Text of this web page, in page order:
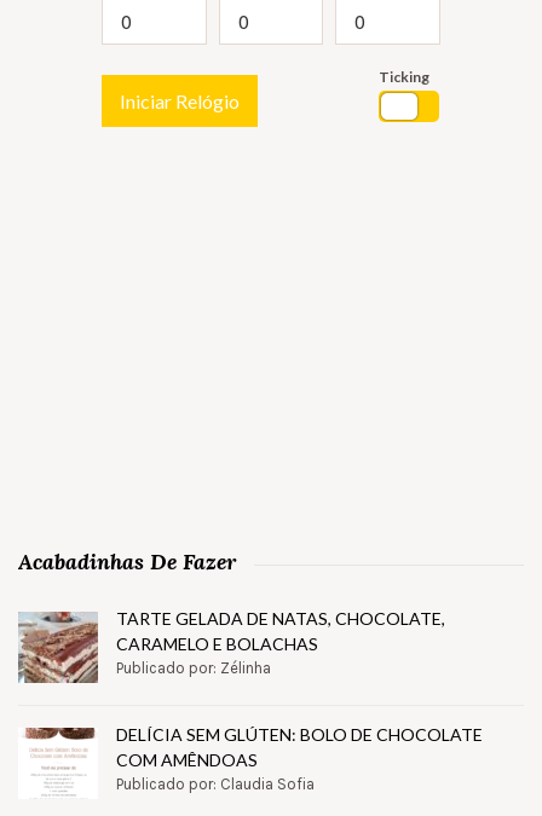
Iniciar Relógio
Ticking
Acabadinhas De Fazer
TARTE GELADA DE NATAS, CHOCOLATE,
CARAMELO E BOLACHAS
Publicado por: Zélinha
DELÍCIA SEM GLÚTEN: BOLO DE CHOCOLATE
COM AMÊNDOAS
Publicado por: Claudia Sofia